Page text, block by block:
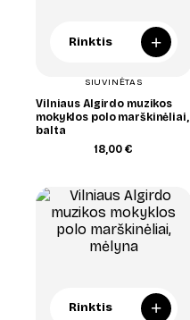
Rinktis +
SIUVINĖTAS
Vilniaus Algirdo muzikos
mokyklos polo marškinėliai,
balta
18,00€
Rinktis +